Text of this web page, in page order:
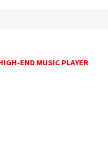
END MUSIC PLAYER